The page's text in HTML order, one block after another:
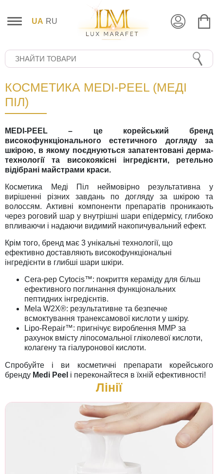
UA RU
КОСМЕТИКА MEDI-PEEL (МЕДІ
ПІЛ)
MEDI-PEEL – це корейський бренд
високофункціонального естетичного догляду за
шкірою, в якому поєднуються запатентовані дерма-
технології та високоякісні інгредієнти, ретельно
відібрані майстрами краси.
Косметика Меді Піл неймовірно результативна у
вирішенні різних завдань по догляду за шкірою та
волоссям. Активні компоненти препаратів проникають
через роговий шар у внутрішні шари епідермісу, глибоко
впливаючи і надаючи видимий накопичувальний ефект.
Крім того, бренд має 3 унікальні технології, що
ефективно доставляють високофункціональні
інгредієнти в глибші шари шкіри.
Cera-pep Cytocis™: покриття кераміду для більш
ефективного поглинання функціональних
пептидних інгредієнтів.
Mela W2X®: результативне та безпечне
всмоктування транексамової кислоти у шкіру.
Lipo-Repair™: пригнічує вироблення MMP за
рахунок вмісту ліпосомальної гліколевої кислоти,
колагену та гіалуронової кислоти.
Спробуйте і ви косметичні препарати корейського
бренду Medi Peel і переконайтеся в їхній ефективності!
Лінії